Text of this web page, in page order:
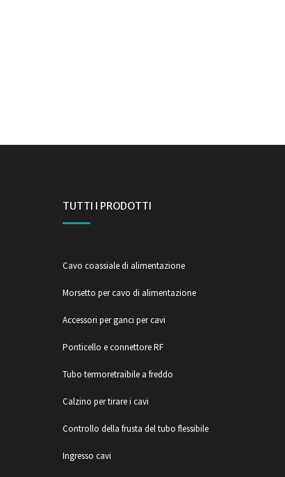
TUTTI I PRODOTTI
Cavo coassiale di alimentazione
Morsetto per cavo di alimentazione
Accessori per ganci per cavi
Ponticello e connettore RF
Tubo termoretraibile a freddo
Calzino per tirare i cavi
Controllo della frusta del tubo flessibile
Ingresso cavi